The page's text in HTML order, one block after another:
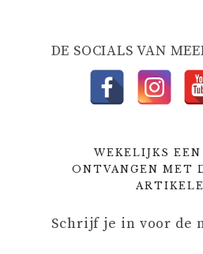
DE SOCIALS VAN
WEKELIJKS
ONTVANGEN MET
Schrijf je in voor de